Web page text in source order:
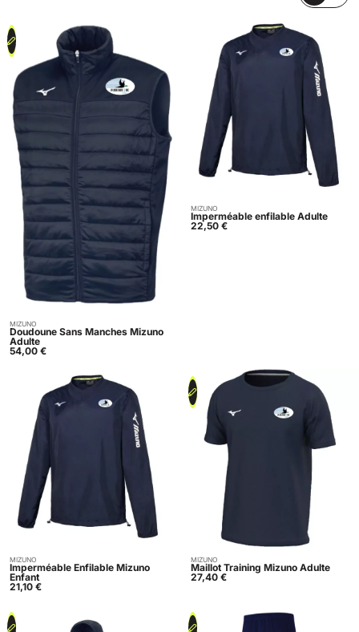
Acheter
MIZUNO
Doudoune Sans Manches Mizuno
Adulte
54,00 €
Acheter
MIZUNO
Imperméable enfilable Adulte
22,50 €
Acheter
MIZUNO
Imperméable Enfilable Mizuno
Enfant
21,10 €
Acheter
MIZUNO
Maillot Training Mizuno Adulte
27,40 €